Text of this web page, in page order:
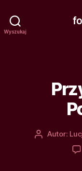
Wyszukaj
AutorAutor: